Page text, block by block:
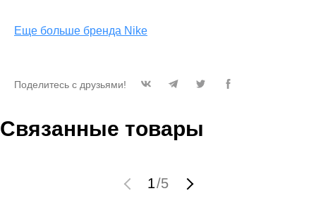
Еще больше бренда Nike
Поделитесь с друзьями!
Связанные товары
1/5